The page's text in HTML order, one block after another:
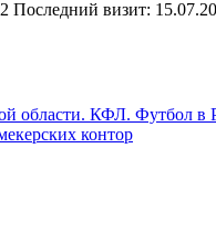
Последний визит:
области. КФЛ. Футбол в
контор